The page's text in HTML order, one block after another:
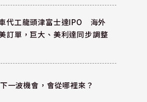
代工龍頭津富士達IPO 海外
訂單，巨大、美利達同步調整
一波機會，會從哪裡來？